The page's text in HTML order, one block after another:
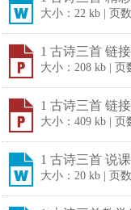
大小：22 kb | 页
1 古诗三首 链
大小：208 kb |
1 古诗三首 链
大小：409 kb |
1 古诗三首 说
大小：20 kb | 页